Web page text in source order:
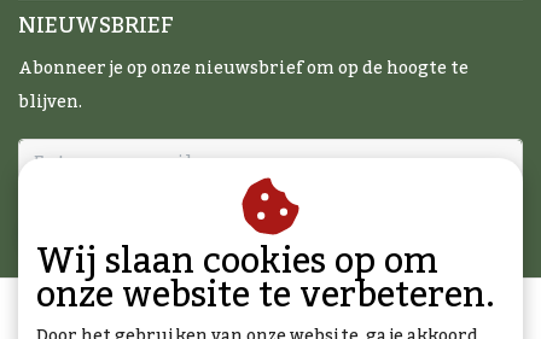
NIEUWSBRIEF
Abonneer je op onze nieuwsbrief om op de hoogte te
blijven.
Wij slaan cookies op om
onze website te verbeteren.